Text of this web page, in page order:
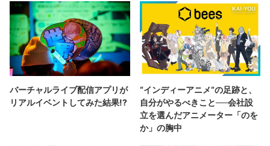
バーチャルライブ配信アプリが
リアルイベントしてみた結果!?
“インディーアニメ“の足跡と、
自分がやるべきこと──会社設
立を選んだアニメーター「のを
か」の胸中